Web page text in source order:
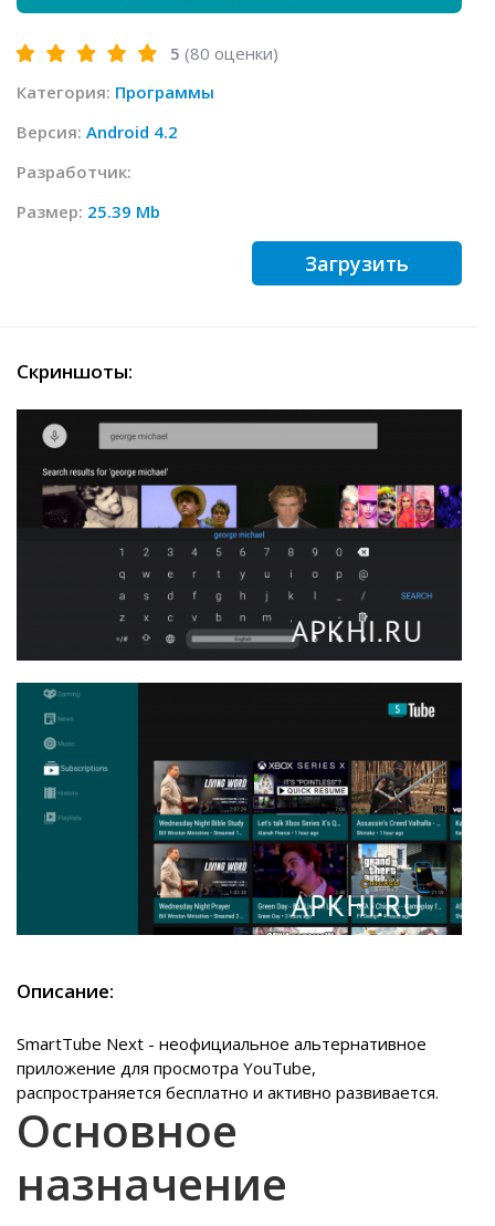
5 (80 оценки)
Категория: Программы
Версия: Android 4.2
Разработчик:
Размер: 25.39 Mb
Загрузить
Скриншоты:
Описание:
SmartTube Next - неофициальное альтернативное
приложение для просмотра YouTube,
распространяется бесплатно и активно развивается.
Основное
назначение